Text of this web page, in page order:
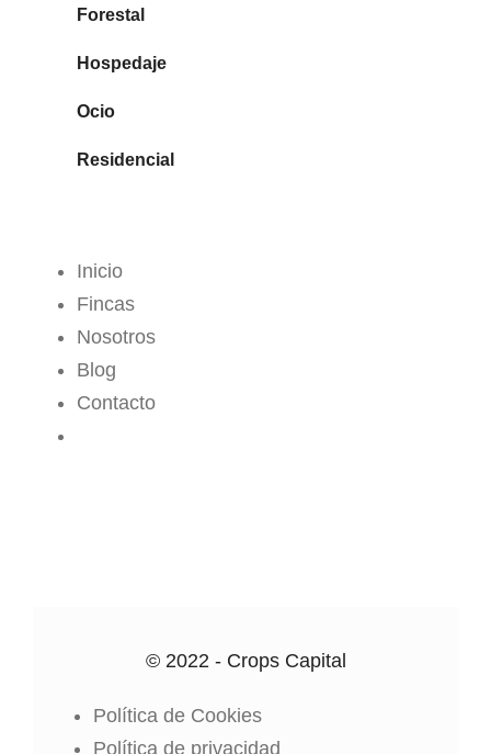
Forestal
Hospedaje
Ocio
Residencial
Inicio
Fincas
Nosotros
Blog
Contacto
© 2022 - Crops Capital
Política de Cookies
Política de privacidad